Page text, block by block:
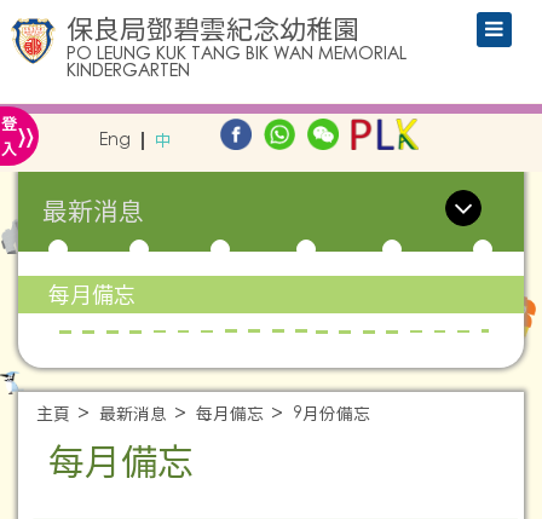
保良局鄧碧雲紀念幼稚園
PO LEUNG KUK TANG BIK WAN MEMORIAL
KINDERGARTEN
登
入» Eng 中
最新消息
每月備忘
主頁 最新消息 每月備忘 9月份備忘
每月備忘